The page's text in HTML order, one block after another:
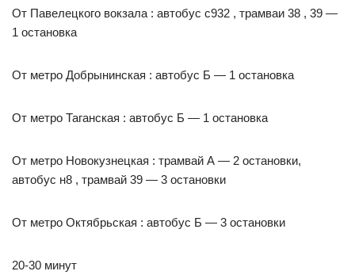
От Павелецкого вокзала : автобус с932 , трамваи 38 , 39 —
1 остановка
От метро Добрынинская : автобус Б — 1 остановка
От метро Таганская : автобус Б — 1 остановка
От метро Новокузнецкая : трамвай А — 2 остановки,
автобус н8 , трамвай 39 — 3 остановки
От метро Октябрьская : автобус Б — 3 остановки
20-30 минут